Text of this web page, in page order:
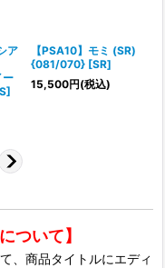
ア
【PSA10】モミ (SR)
{081/070} [SR]
15,500円(税込)
ついて】
、商品タイトルにエディ